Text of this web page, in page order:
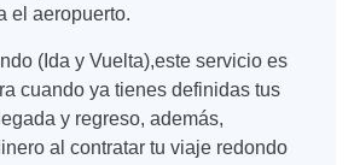
el aeropuerto.
(Ida y Vuelta),este servicio es
cuando ya tienes definidas tus
y regreso, además,
al contratar tu viaje redondo